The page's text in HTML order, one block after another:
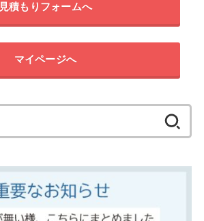
見積もりフォームへ
マイページへ
索: